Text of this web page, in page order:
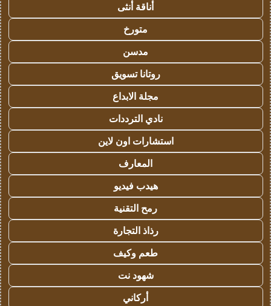
أناقة أنثى
متورخ
مدسن
روتانا تسويق
مجلة الابداع
نادي الترددات
استشارات اون لاين
المعارف
هيدب فيديو
رمح التقنية
رذاذ التجارة
طعم وكيف
شهود نت
أركاني